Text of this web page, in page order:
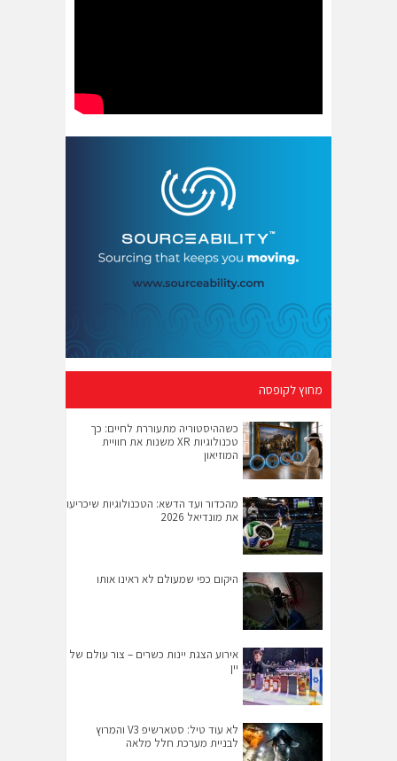
מחוץ לקופסה
כשההיסטוריה מתעוררת לחיים: כך
טכנולוגיות XR משנות את חוויית
המוזיאון
מהכדור ועד הדשא: הטכנולוגיות שיכריעו
את מונדיאל 2026
היקום כפי שמעולם לא ראינו אותו
אירוע הצגת יינות כשרים – צור עולם של
יין
לא עוד טיל: סטארשיפ V3 והמרוץ
לבניית מערכת חלל מלאה